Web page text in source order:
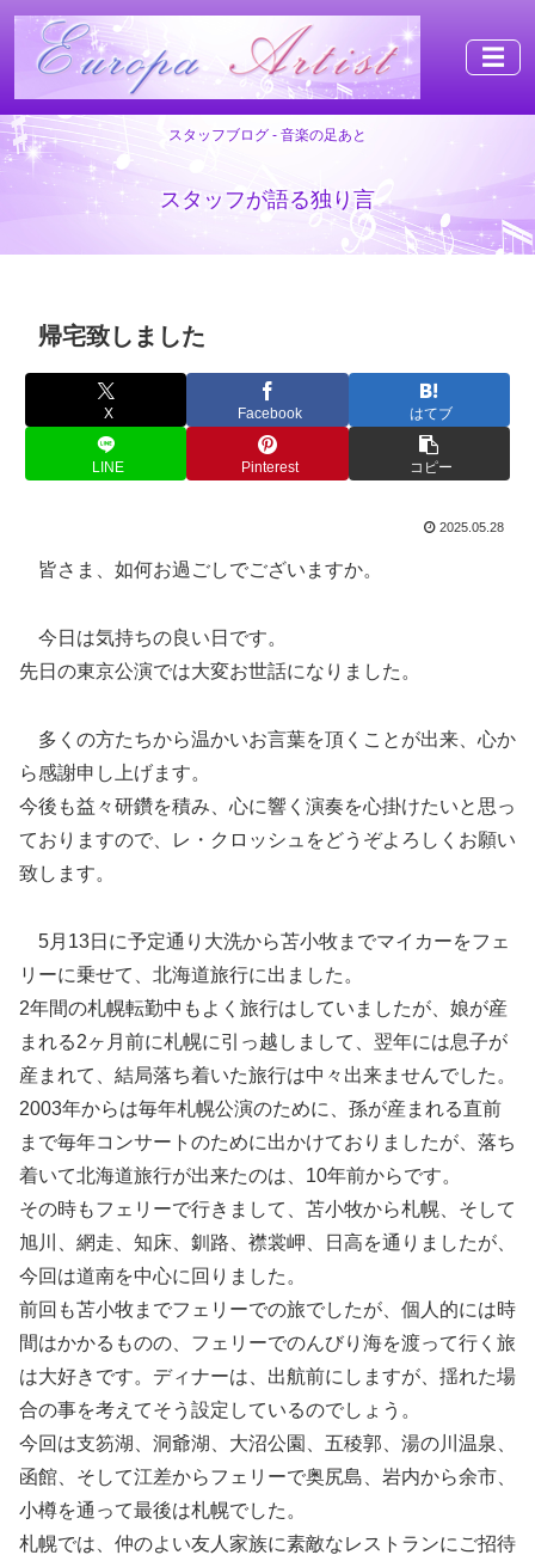
☰
スタッフブログ - 音楽の足あと
スタッフが語る独り言
帰宅致しました
X Facebook はてブ
LINE Pinterest コピー
2025.05.28
皆さま、如何お過ごしでございますか。
今日は気持ちの良い日です。
先日の東京公演では大変お世話になりました。
多くの方たちから温かいお言葉を頂くことが出来、心か
ら感謝申し上げます。
今後も益々研鑽を積み、心に響く演奏を心掛けたいと思っ
ておりますので、レ・クロッシュをどうぞよろしくお願い
致します。
5月13日に予定通り大洗から苫小牧までマイカーをフェ
リーに乗せて、北海道旅行に出ました。
2年間の札幌転勤中もよく旅行はしていましたが、娘が産
まれる2ヶ月前に札幌に引っ越しまして、翌年には息子が
産まれて、結局落ち着いた旅行は中々出来ませんでした。
2003年からは毎年札幌公演のために、孫が産まれる直前
まで毎年コンサートのために出かけておりましたが、落ち
着いて北海道旅行が出来たのは、10年前からです。
その時もフェリーで行きまして、苫小牧から札幌、そして
旭川、網走、知床、釧路、襟裳岬、日高を通りましたが、
今回は道南を中心に回りました。
前回も苫小牧までフェリーでの旅でしたが、個人的には時
間はかかるものの、フェリーでのんびり海を渡って行く旅
は大好きです。ディナーは、出航前にしますが、揺れた場
合の事を考えてそう設定しているのでしょう。
今回は支笏湖、洞爺湖、大沼公園、五稜郭、湯の川温泉、
函館、そして江差からフェリーで奥尻島、岩内から余市、
小樽を通って最後は札幌でした。
札幌では、仲のよい友人家族に素敵なレストランにご招待